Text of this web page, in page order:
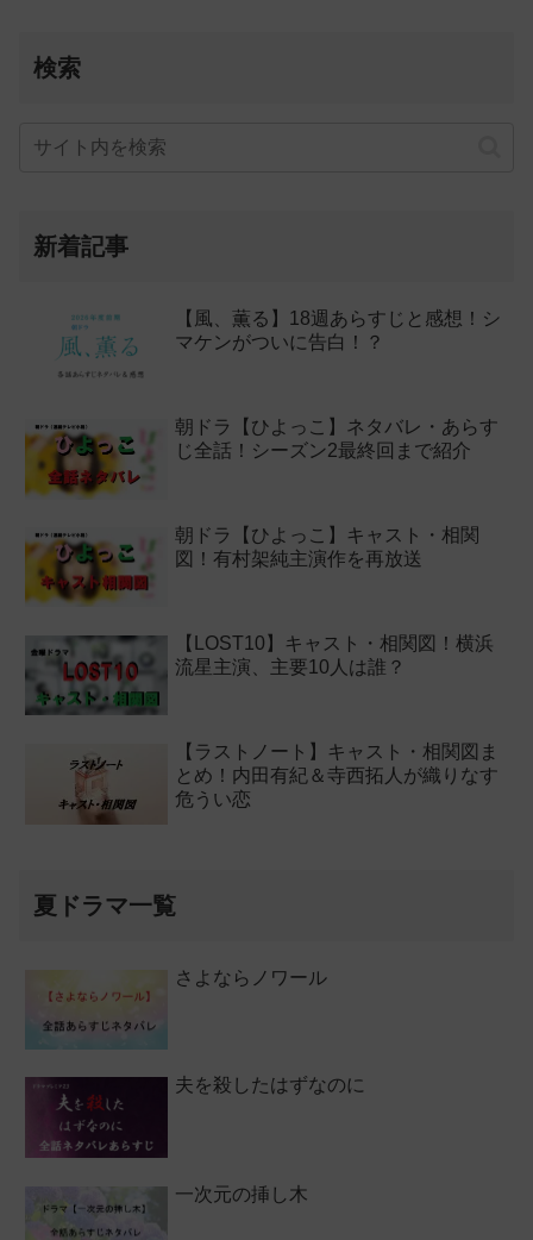
検索
新着記事
【風、薫る】18週あらすじと感想！シ
マケンがついに告白！？
朝ドラ【ひよっこ】ネタバレ・あらす
じ全話！シーズン2最終回まで紹介
朝ドラ【ひよっこ】キャスト・相関
図！有村架純主演作を再放送
【LOST10】キャスト・相関図！横浜
流星主演、主要10人は誰？
【ラストノート】キャスト・相関図ま
とめ！内田有紀＆寺西拓人が織りなす
危うい恋
夏ドラマ一覧
さよならノワール
夫を殺したはずなのに
一次元の挿し木